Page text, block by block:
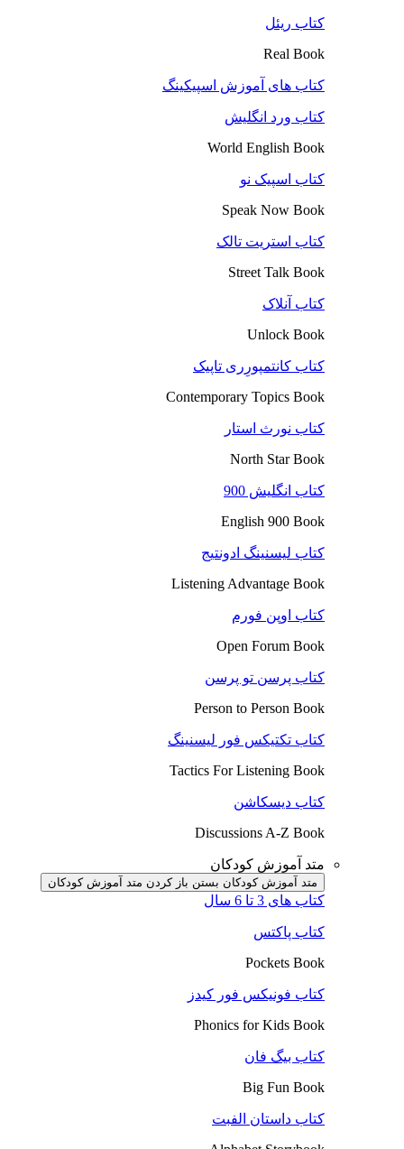
کتاب ریئل
Real Book
کتاب های آموزش اسپیکینگ
کتاب ورد انگلیش
World English Book
کتاب اسپیک نو
Speak Now Book
کتاب استریت تالک
Street Talk Book
کتاب آنلاک
Unlock Book
کتاب کانتمپورِری تاپیک
Contemporary Topics Book
کتاب نورث استار
North Star Book
کتاب انگلیش 900
English 900 Book
کتاب لیسنینگ ادونتیج
Listening Advantage Book
کتاب اوپن فورم
Open Forum Book
کتاب پرسن تو پرسن
Person to Person Book
کتاب تکتیکس فور لیسنینگ
Tactics For Listening Book
کتاب دیسکاشن
Discussions A-Z Book
متد آموزش کودکان
متد آموزش کودکان بستن باز کردن متد آموزش کودکان
کتاب های 3 تا 6 سال
کتاب پاکتس
Pockets Book
کتاب فونیکس فور کیدز
Phonics for Kids Book
کتاب بیگ فان
Big Fun Book
کتاب داستان الفبت